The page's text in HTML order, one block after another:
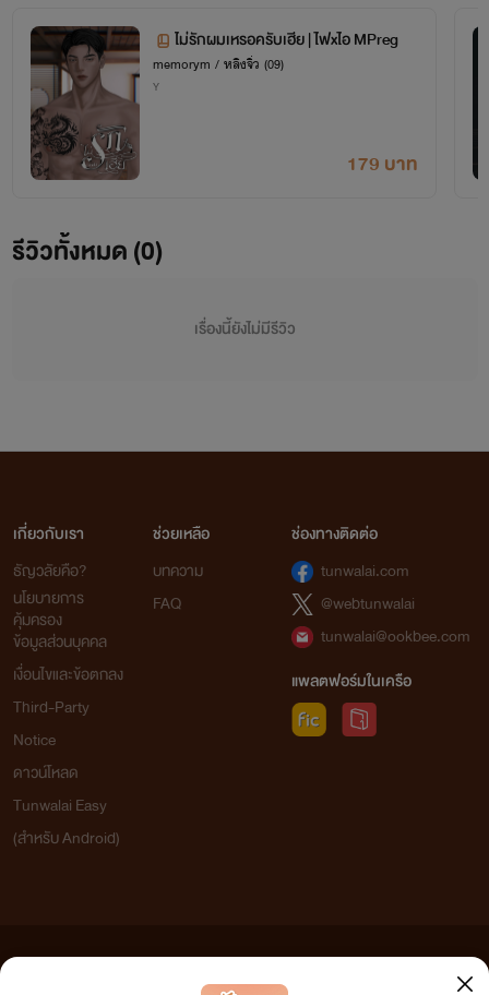
ติดตามงานได้ทุกช่องทางค่ะ
ไปที่ตั้งค่าและกดแสดงปก AI นะคะ เนื่องจากภาพปกบางภาพของไรท์ใช้ปก AI และปกวาด
*ฝากถึงบุคคลที่ขยันกดรายงาน ถ้าคุณมีปัญหากับเราทักมาคุยกันค่ะ หลิงจิ่วไม่เคยมีปัญหากับใคร
ไม่รักผมเหรอครับเฮีย | ไฟxไอ MPreg
memorym / หลิงจิ่ว (09)
Y
179 บาท
รีวิวทั้งหมด (0)
เรื่องนี้ยังไม่มีรีวิว
เกี่ยวกับเรา
ธัญวลัยคือ?
นโยบายการ
คุ้มครอง
ข้อมูลส่วนบุคคล
เงื่อนไขและข้อตกลง
Third-Party
Notice
ดาวน์โหลด
Tunwalai Easy
(สำหรับ Android)
ช่วยเหลือ
บทความ
FAQ
ช่องทางติดต่อ
tunwalai.com
@webtunwalai
tunwalai@ookbee.com
แพลตฟอร์มในเครือ